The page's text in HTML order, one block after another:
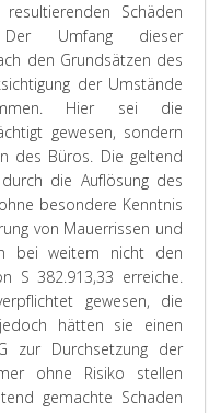
Schäden
Umfang dieser
den Grundsätzen des
der Umstände
Hier sei die
gewesen, sondern
des Büros. Die geltend
die Auflösung des
besondere Kenntnis
von Mauerrissen und
bei weitem nicht den
S 382.913,33 erreiche.
gewesen, die
hätten sie einen
zur Durchsetzung der
ohne Risiko stellen
gemachte Schaden